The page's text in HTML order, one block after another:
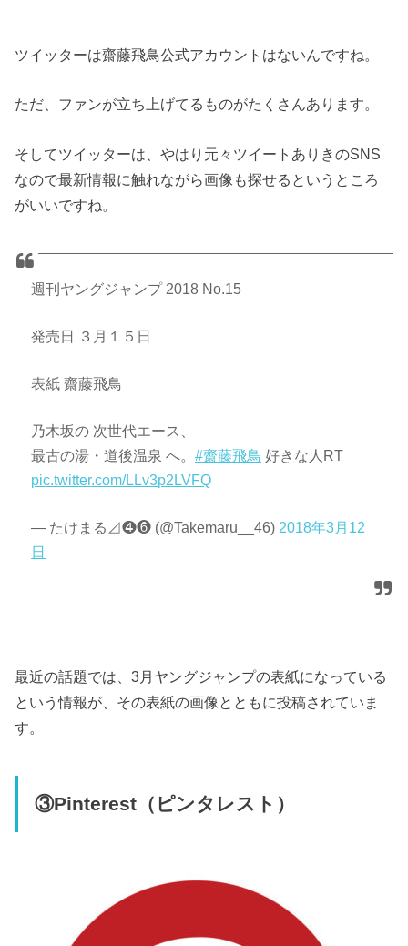
ツイッターは齋藤飛鳥公式アカウントはないんですね。
ただ、ファンが立ち上げてるものがたくさんあります。
そしてツイッターは、やはり元々ツイートありきのSNS
なので最新情報に触れながら画像も探せるというところ
がいいですね。
週刊ヤングジャンプ 2018 No.15
発売日 ３月１５日
表紙 齋藤飛鳥
乃木坂の 次世代エース、
最古の湯・道後温泉 へ。#齋藤飛鳥 好きな人RT
pic.twitter.com/LLv3p2LVFQ
— たけまる⊿❹❻ (@Takemaru__46) 2018年3月12
日
最近の話題では、3月ヤングジャンプの表紙になっている
という情報が、その表紙の画像とともに投稿されていま
す。
③Pinterest（ピンタレスト）